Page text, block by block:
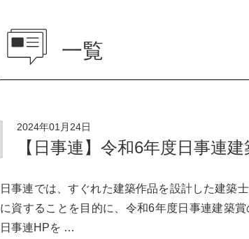
一覧
2024年01月24日
【日事連】令和6年度日事連
日事連では、すぐれた建築作品を設計した建築
に資することを目的に、令和6年度日事連建築
日事連HPを …